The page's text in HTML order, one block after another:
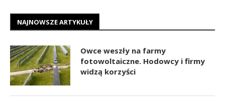
NAJNOWSZE ARTYKUŁY
Owce weszły na farmy
fotowoltaiczne. Hodowcy i firmy
widzą korzyści